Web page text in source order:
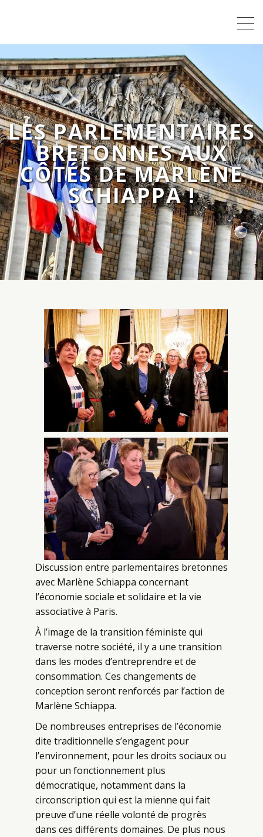
LES PARLEMENTAIRES
BRETONNES AUX
CÔTÉS DE MARLÈNE
SCHIAPPA !
Discussion entre parlementaires bretonnes
avec Marlène Schiappa concernant
l’économie sociale et solidaire et la vie
associative à Paris.
À l’image de la transition féministe qui
traverse notre société, il y a une transition
dans les modes d’entreprendre et de
consommation. Ces changements de
conception seront renforcés par l’action de
Marlène Schiappa.
De nombreuses entreprises de l’économie
dite traditionnelle s’engagent pour
l’environnement, pour les droits sociaux ou
pour un fonctionnement plus
démocratique, notamment dans la
circonscription qui est la mienne qui fait
preuve d’une réelle volonté de progrès
dans ces différents domaines. De plus nous